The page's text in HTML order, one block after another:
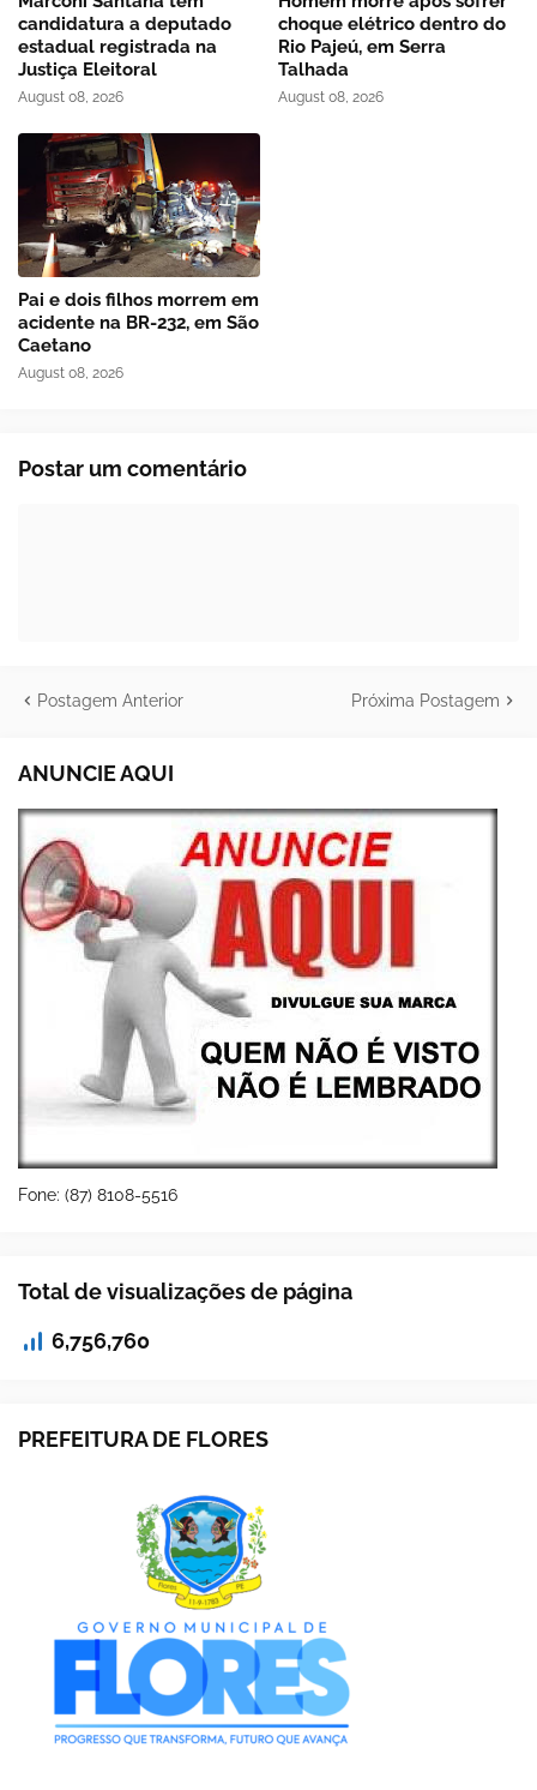
candidatura a deputado
estadual registrada na
Justiça Eleitoral
August 08, 2026
choque elétrico dentro do
Rio Pajeú, em Serra
Talhada
August 08, 2026
Pai e dois filhos morrem em
acidente na BR-232, em São
Caetano
August 08, 2026
Postar um comentário
Postagem Anterior Próxima Postagem
ANUNCIE AQUI
Fone: (87) 8108-5516
Total de visualizações de página
6,756,760
PREFEITURA DE FLORES